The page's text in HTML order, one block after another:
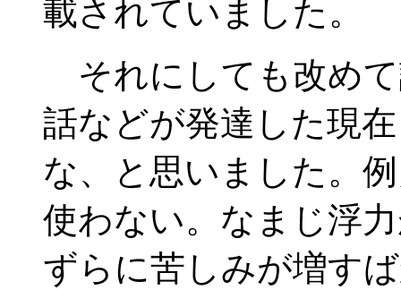
載されていました。
それにしても改めて
話などが発達した現
な、と思いました。
使わない。なまじ浮
ずらに苦しみが増す